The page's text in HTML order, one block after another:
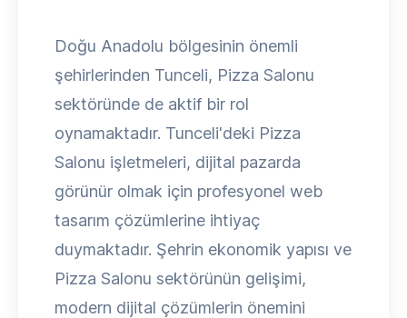
Doğu Anadolu bölgesinin önemli
şehirlerinden Tunceli, Pizza Salonu
sektöründe de aktif bir rol
oynamaktadır. Tunceli'deki Pizza
Salonu işletmeleri, dijital pazarda
görünür olmak için profesyonel web
tasarım çözümlerine ihtiyaç
duymaktadır. Şehrin ekonomik yapısı ve
Pizza Salonu sektörünün gelişimi,
modern dijital çözümlerin önemini